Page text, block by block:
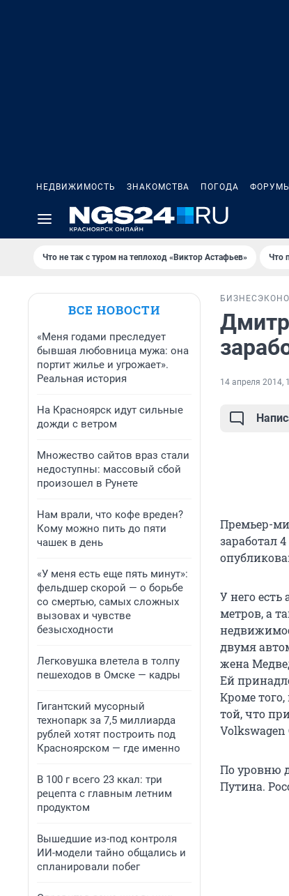
НЕДВИЖИМОСТЬ ЗНАКОМСТВА ПОГОДА ФОРУМЫ
Что не так с туром на теплоход «Виктор Астафьев» Что
ВСЕ НОВОСТИ
«Меня годами преследует
бывшая любовница мужа: она
портит жилье и угрожает».
Реальная история
На Красноярск идут сильные
дожди с ветром
Множество сайтов враз стали
недоступны: массовый сбой
произошел в Рунете
Нам врали, что кофе вреден?
Кому можно пить до пяти
чашек в день
«У меня есть еще пять минут»:
фельдшер скорой — о борьбе
со смертью, самых сложных
вызовах и чувстве
безысходности
Легковушка влетела в толпу
пешеходов в Омске — кадры
Гигантский мусорный
технопарк за 7,5 миллиарда
рублей хотят построить под
Красноярском — где именно
В 100 г всего 23 ккал: три
рецепта с главным летним
продуктом
Вышедшие из-под контроля
ИИ-модели тайно общались и
спланировали побег
БИЗНЕС
14 апреля 2014,
Премьер-
заработал
У него
метров, а
двумя
жена
Ей
Кроме
той, что
Volkswagen
По уровню
Путина.